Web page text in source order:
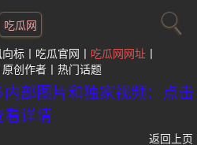
吃瓜网
向标 吃瓜官网
吃瓜网网址
原创作者 热门话题
部图片和独家视频：点击
看详情
返回上页